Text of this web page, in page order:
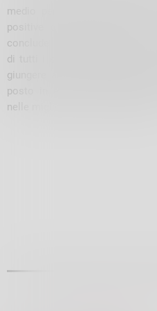
medio periodo non
positive di precipitazioni,
conclude l’assessore Sertori
di tutti i soggetti istituzionali
giungere all’avvio della
posto in essere ogni
nelle migliori condizioni